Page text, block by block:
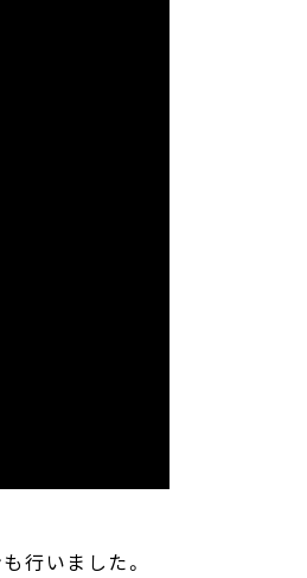
行いました。